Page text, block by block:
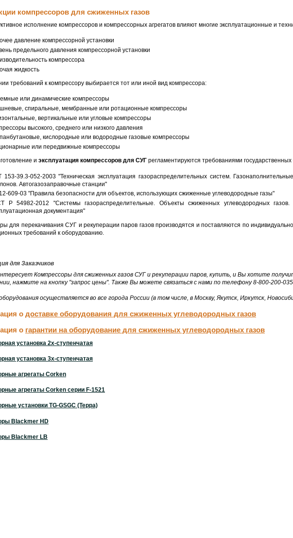
компрессоров для сжиженных газов
исполнение компрессоров и компрессорных агрегатов влияют многие эксплуатационные и
давление компрессорной установки
предельного давления компрессорной установки
компрессора
жидкость
требований к компрессору выбирается тот или иной вид компрессора:
или динамические компрессоры
спиральные, мембранные или ротационные компрессоры
вертикальные или угловые компрессоры
высокого, среднего или низкого давления
кислородные или водородные газовые компрессоры
или передвижные компрессоры
и эксплуатация компрессоров для СУГ регламентируются требованиями государственных
153-39.3-052-2003 "Техническая эксплуатация газораспределительных систем.
Автогазозаправочные станции"
609-03 "Правила безопасности для объектов, использующих сжиженные углеводородные газы"
Р 54982-2012 "Системы газораспределительные. Объекты сжиженных углеводородных
документация"
для перекачивания СУГ и рекуперации паров газов производятся и поставляются по
требований к оборудованию.
для Заказчиков
Компрессоры для сжиженных газов СУГ и рекуперации паров, купить, и Вы хотите
нажмите на кнопку "запрос цены". Также Вы можете связаться с нами по телефону 8-800-200-
осуществляется во все города России (в том числе, в Москву, Якутск, Иркутск,
о доставке оборудования для сжиженных углеводородных газов
о гарантии на оборудование для сжиженных углеводородных газов
установка 2х-ступенчатая
установка 3х-ступенчатая
агрегаты Corken
агрегаты Corken серии F-1521
установки TG-GSGC (Терра)
Blackmer HD
Blackmer LB